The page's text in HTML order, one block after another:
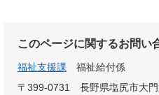
このページに関するお問い
福祉支援課
福祉給付係
〒399-0731
長野県塩尻市大